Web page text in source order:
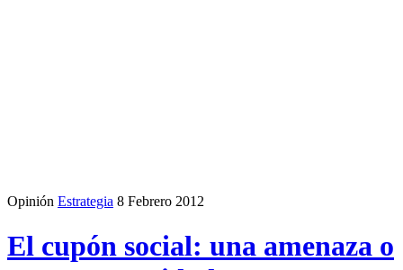
Opinión Estrategia 8 Febrero 2012
El cupón social: una amenaza o